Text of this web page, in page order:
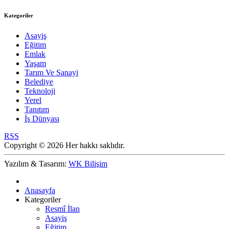
Kategoriler
Asayiş
Eğitim
Emlak
Yaşam
Tarım Ve Sanayi
Belediye
Teknoloji
Yerel
Tanıtım
İş Dünyası
RSS
Copyright © 2026 Her hakkı saklıdır.
Yazılım & Tasarım: WK Bilişim
Anasayfa
Kategoriler
Resmî İlan
Asayiş